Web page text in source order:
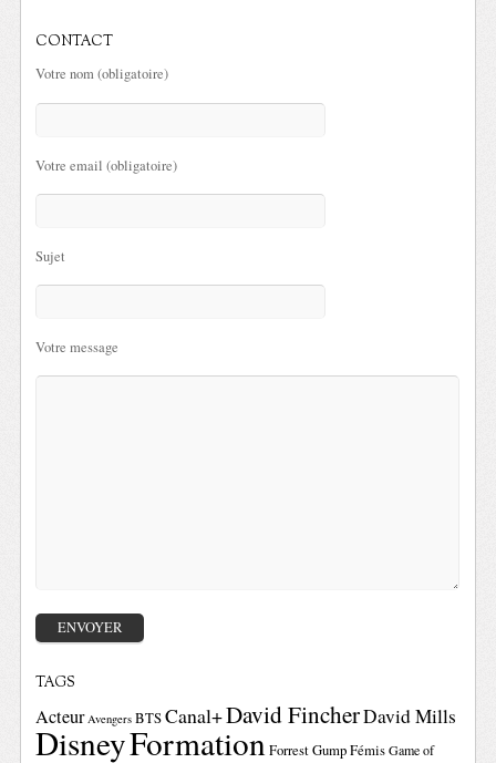
CONTACT
Votre nom (obligatoire)
Votre email (obligatoire)
Sujet
Votre message
TAGS
Acteur Avengers BTSCanal+David FincherDavid Mills
DisneyFormationForrest GumpFémis Game of